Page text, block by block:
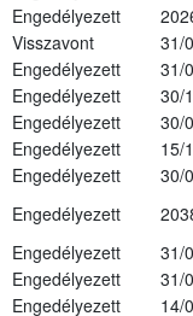
Engedélyezett
Visszavont
31/
Engedélyezett
31/
Engedélyezett
30/
Engedélyezett
30/
Engedélyezett
15/
Engedélyezett
30/
Engedélyezett
Engedélyezett
31/
Engedélyezett
31/
Engedélyezett
14/